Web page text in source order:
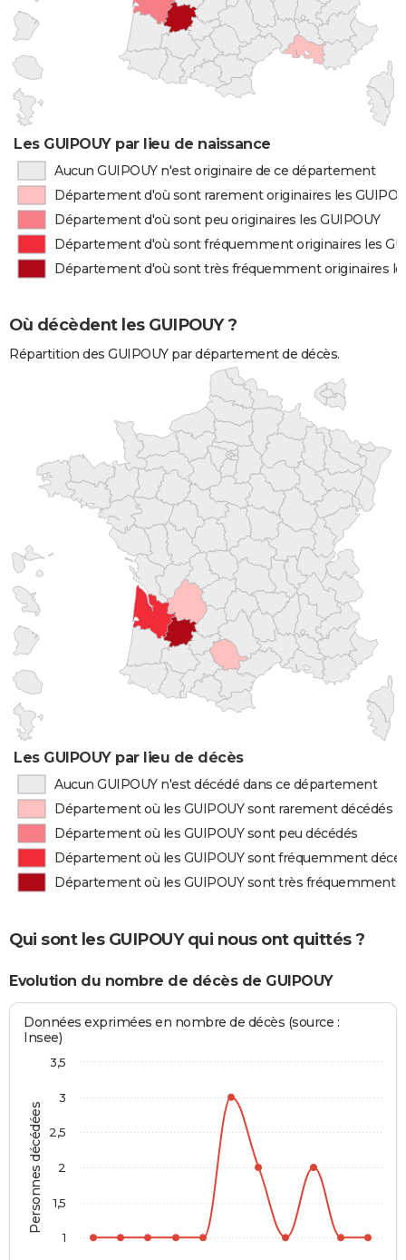
Les GUIPOUY par lieu de naissance
Aucun GUIPOUY n'est originaire de ce département
Département d'où sont rarement originaires les
Département d'où sont peu originaires les GUIPOUY
Département d'où sont fréquemment originaires les
Département d'où sont très fréquemment originaires
Où décèdent les GUIPOUY ?
Répartition des GUIPOUY par département de décès.
Les GUIPOUY par lieu de décès
Aucun GUIPOUY n'est décédé dans ce département
Département où les GUIPOUY sont rarement décédés
Département où les GUIPOUY sont peu décédés
Département où les GUIPOUY sont fréquemment
Département où les GUIPOUY sont très fréquemment
Qui sont les GUIPOUY qui nous ont quittés ?
Evolution du nombre de décès de GUIPOUY
Personnes décédées
Données exprimées en nombre de décès (source :
Insee)
1
1,5
2
2,5
3
3,5